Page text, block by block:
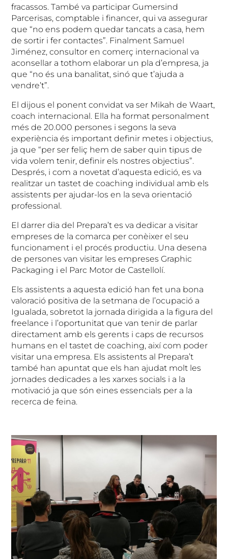
fracassos. També va participar Gumersind
Parcerisas, comptable i financer, qui va assegurar
que “no ens podem quedar tancats a casa, hem
de sortir i fer contactes”. Finalment Samuel
Jiménez, consultor en comerç internacional va
aconsellar a tothom elaborar un pla d’empresa, ja
que “no és una banalitat, sinó que t’ajuda a
vendre’t”.
El dijous el ponent convidat va ser Mikah de Waart,
coach internacional. Ella ha format personalment
més de 20.000 persones i segons la seva
experiència és important definir metes i objectius,
ja que “per ser feliç hem de saber quin tipus de
vida volem tenir, definir els nostres objectius”.
Després, i com a novetat d’aquesta edició, es va
realitzar un tastet de coaching individual amb els
assistents per ajudar-los en la seva orientació
professional.
El darrer dia del Prepara’t es va dedicar a visitar
empreses de la comarca per conèixer el seu
funcionament i el procés productiu. Una desena
de persones van visitar les empreses Graphic
Packaging i el Parc Motor de Castellolí.
Els assistents a aquesta edició han fet una bona
valoració positiva de la setmana de l’ocupació a
Igualada, sobretot la jornada dirigida a la figura del
freelance i l’oportunitat que van tenir de parlar
directament amb els gerents i caps de recursos
humans en el tastet de coaching, així com poder
visitar una empresa. Els assistents al Prepara’t
també han apuntat que els han ajudat molt les
jornades dedicades a les xarxes socials i a la
motivació ja que són eines essencials per a la
recerca de feina.